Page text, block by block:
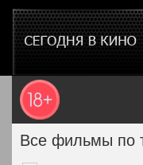
Все фильмы по